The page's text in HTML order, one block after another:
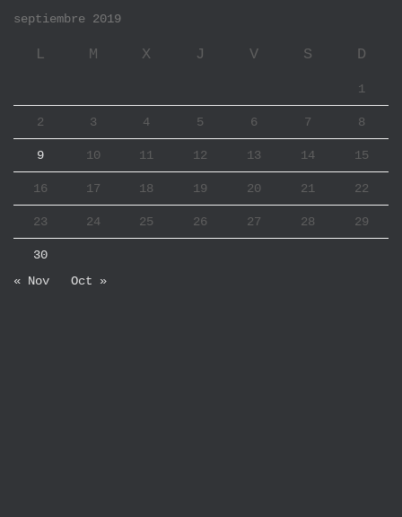
septiembre 2019
L M X J V S D
1
2 3 4 5 6 7 8
9 10 11 12 13 14 15
16 17 18 19 20 21 22
23 24 25 26 27 28 29
30
« Nov
Oct »